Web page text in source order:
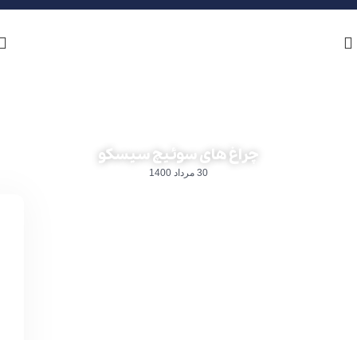
چراغ های سوئیچ سیسکو
30 مرداد 1400